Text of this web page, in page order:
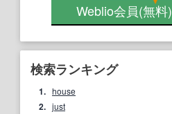
Weblio会員(無料)
検索ランキング
1. house
2. just